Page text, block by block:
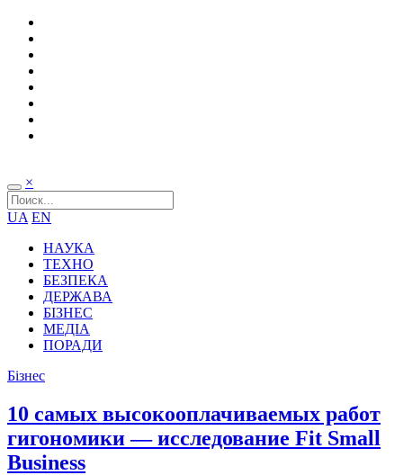
×
UA EN
НАУКА
ТЕХНО
БЕЗПЕКА
ДЕРЖАВА
БІЗНЕС
МЕДІА
ПОРАДИ
Бізнес
10 самых высокооплачиваемых работ
гигономики — исследование Fit Small
Business